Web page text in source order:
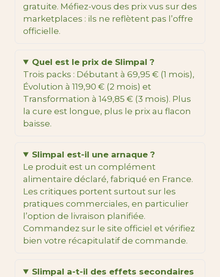
gratuite. Méfiez-vous des prix vus sur des
marketplaces : ils ne reflètent pas l’offre
officielle.
Quel est le prix de Slimpal ?
Trois packs : Débutant à 69,95 € (1 mois),
Évolution à 119,90 € (2 mois) et
Transformation à 149,85 € (3 mois). Plus
la cure est longue, plus le prix au flacon
baisse.
Slimpal est-il une arnaque ?
Le produit est un complément
alimentaire déclaré, fabriqué en France.
Les critiques portent surtout sur les
pratiques commerciales, en particulier
l’option de livraison planifiée.
Commandez sur le site officiel et vérifiez
bien votre récapitulatif de commande.
Slimpal a-t-il des effets secondaires